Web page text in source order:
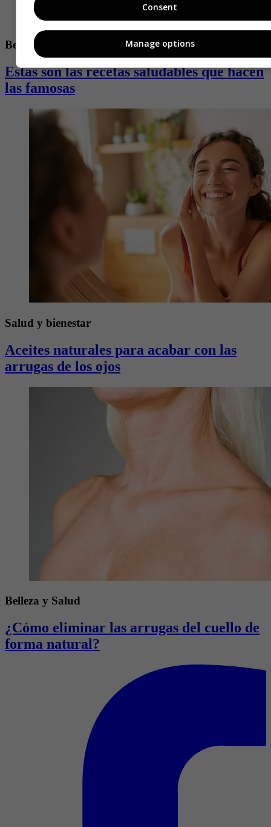
Belleza y salud
Estas son las recetas saludables que hacen
las famosas
Salud y bienestar
Aceites naturales para acabar con las
arrugas de los ojos
Belleza y Salud
¿Cómo eliminar las arrugas del cuello de
forma natural?
Consent
Manage options